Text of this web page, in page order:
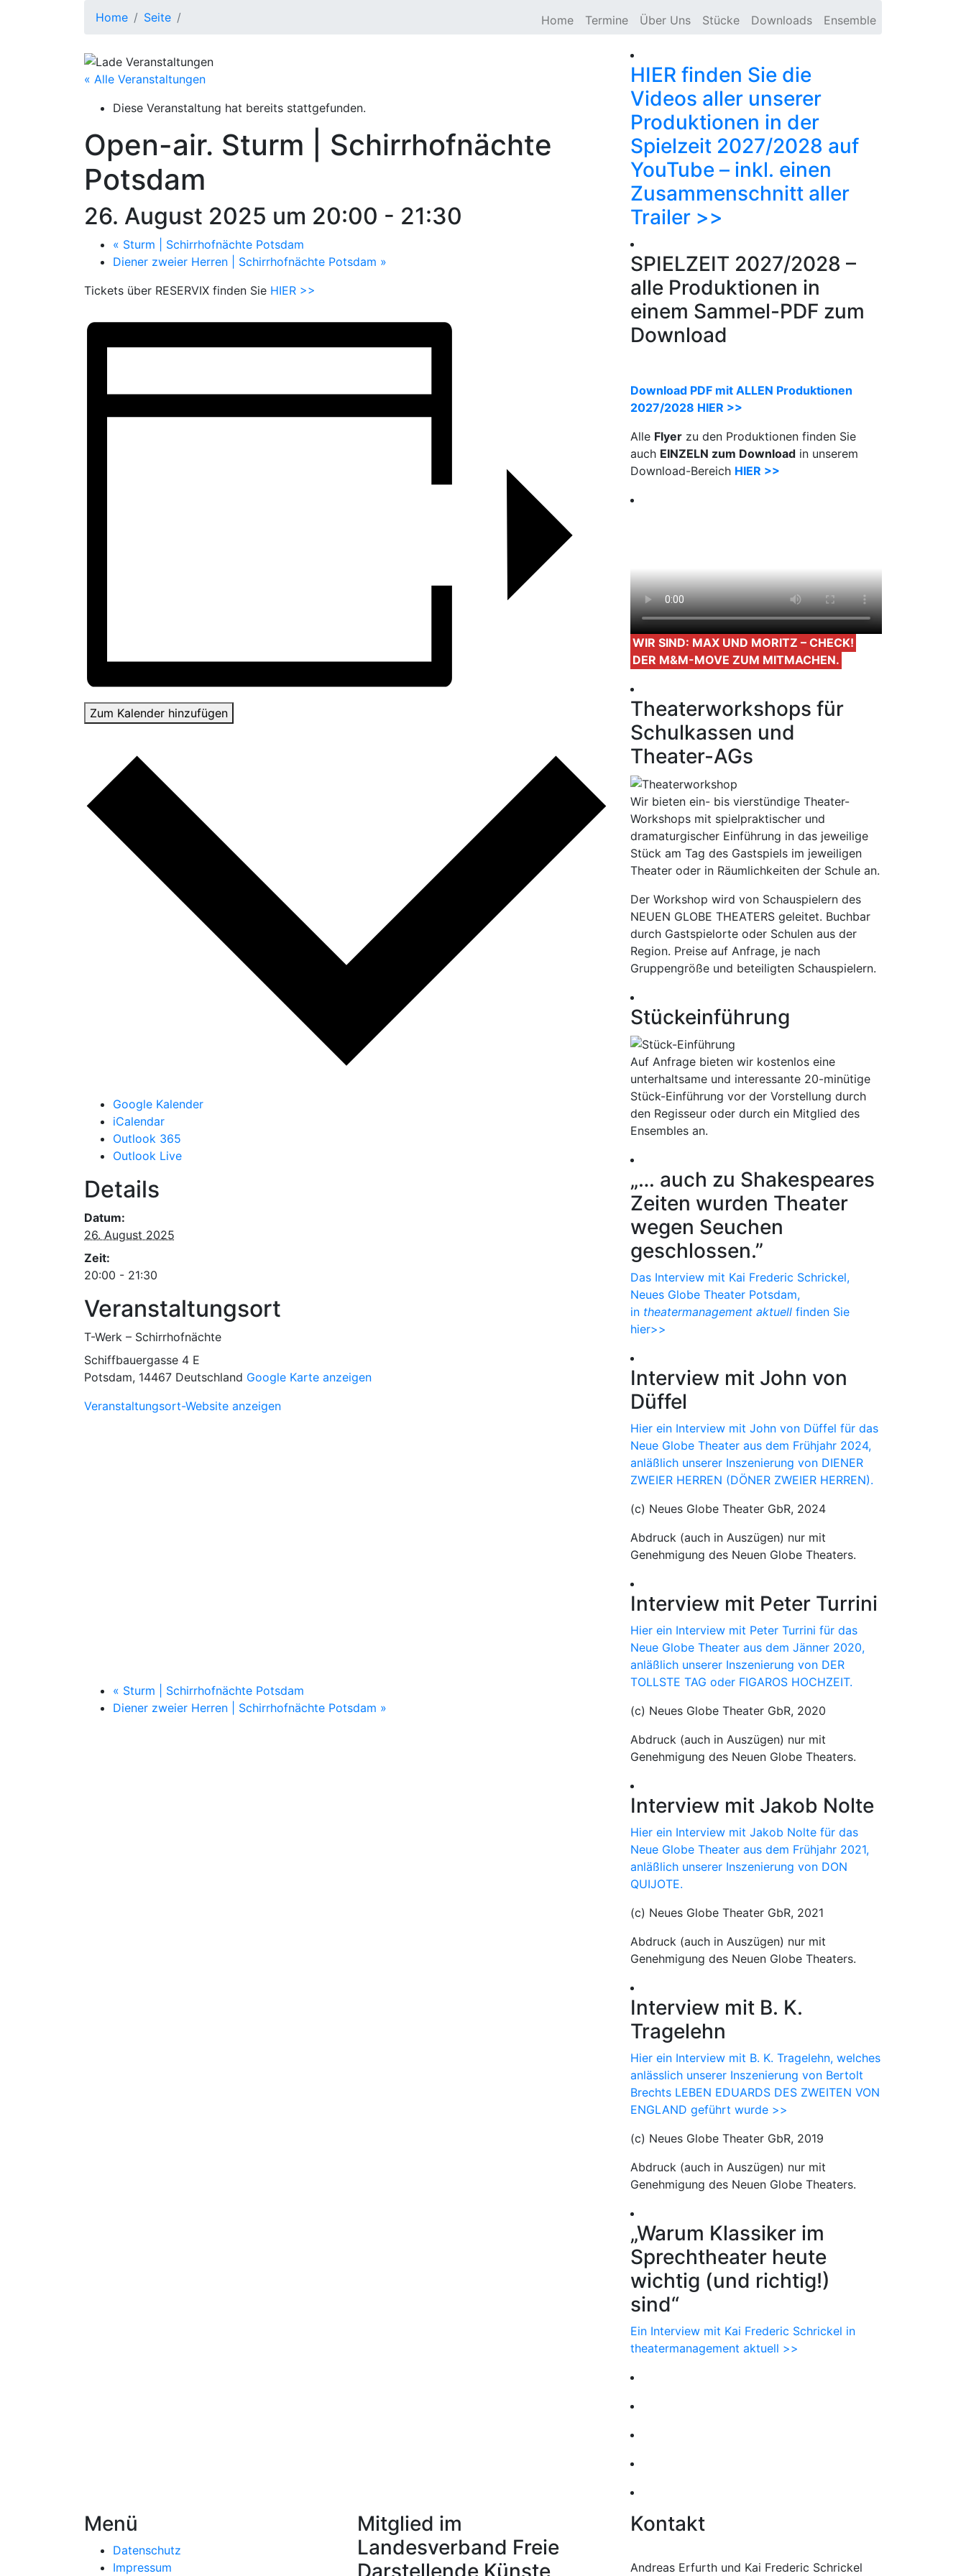
Home Termine Über Uns Stücke Downloads Ensemble
Home Seite
« Alle Veranstaltungen
Diese Veranstaltung hat bereits stattgefunden.
Open-air. Sturm | Schirrhofnächte
Potsdam
26. August 2025 um 20:00 - 21:30
« Sturm | Schirrhofnächte Potsdam
Diener zweier Herren | Schirrhofnächte Potsdam »
Tickets über RESERVIX finden Sie HIER >>
Zum Kalender hinzufügen
Google Kalender
iCalendar
Outlook 365
Outlook Live
Details
Datum:
26. August 2025
Zeit:
20:00 - 21:30
Veranstaltungsort
T-Werk – Schirrhofnächte
Schiffbauergasse 4 E
Potsdam, 14467 Deutschland Google Karte anzeigen
Veranstaltungsort-Website anzeigen
« Sturm | Schirrhofnächte Potsdam
Diener zweier Herren | Schirrhofnächte Potsdam »
HIER finden Sie die
Videos aller unserer
Produktionen in der
Spielzeit 2027/2028 auf
YouTube – inkl. einen
Zusammenschnitt aller
Trailer >>
SPIELZEIT 2027/2028 –
alle Produktionen in
einem Sammel-PDF zum
Download
Download PDF mit ALLEN Produktionen
2027/2028 HIER >>
Alle Flyer zu den Produktionen finden Sie
auch EINZELN zum Download in unserem
Download-Bereich HIER >>
WIR SIND: MAX UND MORITZ – CHECK!
DER M&M-MOVE ZUM MITMACHEN.
Theaterworkshops für
Schulkassen und
Theater-AGs
Wir bieten ein- bis vierstündige Theater-
Workshops mit spielpraktischer und
dramaturgischer Einführung in das jeweilige
Stück am Tag des Gastspiels im jeweiligen
Theater oder in Räumlichkeiten der Schule an.
Der Workshop wird von Schauspielern des
NEUEN GLOBE THEATERS geleitet. Buchbar
durch Gastspielorte oder Schulen aus der
Region. Preise auf Anfrage, je nach
Gruppengröße und beteiligten Schauspielern.
Stückeinführung
Auf Anfrage bieten wir kostenlos eine
unterhaltsame und interessante 20-minütige
Stück-Einführung vor der Vorstellung durch
den Regisseur oder durch ein Mitglied des
Ensembles an.
„… auch zu Shakespeares
Zeiten wurden Theater
wegen Seuchen
geschlossen.”
Das Interview mit Kai Frederic Schrickel,
Neues Globe Theater Potsdam,
in theatermanagement aktuell finden Sie
hier>>
Interview mit John von
Düffel
Hier ein Interview mit John von Düffel für das
Neue Globe Theater aus dem Frühjahr 2024,
anläßlich unserer Inszenierung von DIENER
ZWEIER HERREN (DÖNER ZWEIER HERREN).
(c) Neues Globe Theater GbR, 2024
Abdruck (auch in Auszügen) nur mit
Genehmigung des Neuen Globe Theaters.
Interview mit Peter Turrini
Hier ein Interview mit Peter Turrini für das
Neue Globe Theater aus dem Jänner 2020,
anläßlich unserer Inszenierung von DER
TOLLSTE TAG oder FIGAROS HOCHZEIT.
(c) Neues Globe Theater GbR, 2020
Abdruck (auch in Auszügen) nur mit
Genehmigung des Neuen Globe Theaters.
Interview mit Jakob Nolte
Hier ein Interview mit Jakob Nolte für das
Neue Globe Theater aus dem Frühjahr 2021,
anläßlich unserer Inszenierung von DON
QUIJOTE.
(c) Neues Globe Theater GbR, 2021
Abdruck (auch in Auszügen) nur mit
Genehmigung des Neuen Globe Theaters.
Interview mit B. K.
Tragelehn
Hier ein Interview mit B. K. Tragelehn, welches
anlässlich unserer Inszenierung von Bertolt
Brechts LEBEN EDUARDS DES ZWEITEN VON
ENGLAND geführt wurde >>
(c) Neues Globe Theater GbR, 2019
Abdruck (auch in Auszügen) nur mit
Genehmigung des Neuen Globe Theaters.
„Warum Klassiker im
Sprechtheater heute
wichtig (und richtig!)
sind“
Ein Interview mit Kai Frederic Schrickel in
theatermanagement aktuell >>
Menü
Datenschutz
Impressum
Mitglied im
Landesverband Freie
Kontakt
Andreas Erfurth und Kai Frederic Schrickel